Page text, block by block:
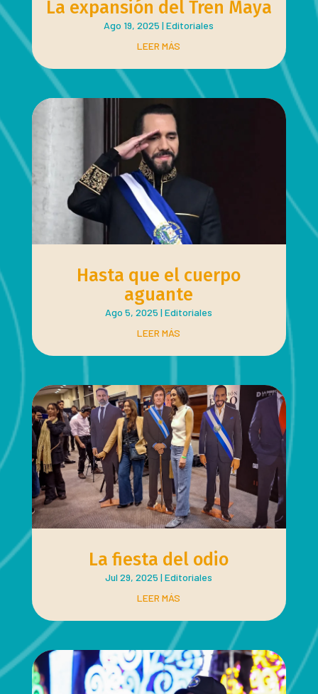
La expansión del Tren Maya
Ago 19, 2025 |Editoriales
LEER MÁS
Hasta que el cuerpo
aguante
Ago 5, 2025 |Editoriales
LEER MÁS
La fiesta del odio
Jul 29, 2025 |Editoriales
LEER MÁS